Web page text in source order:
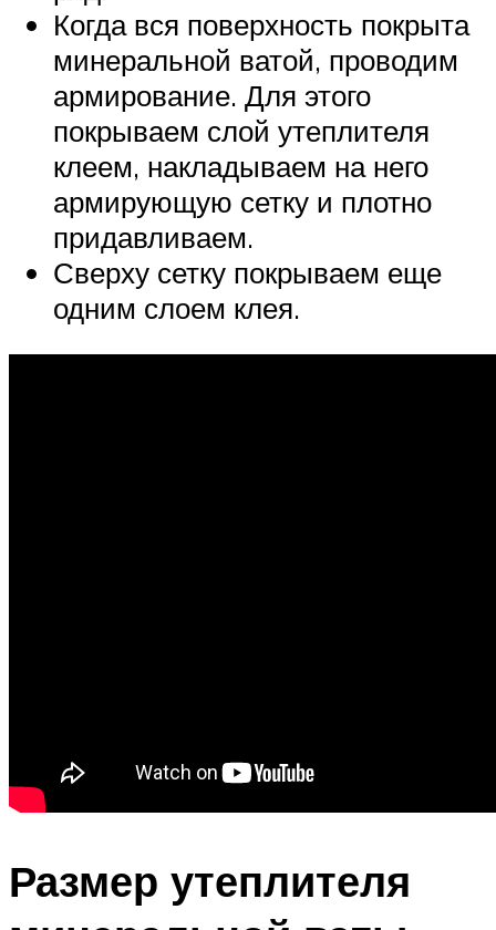
Когда вся поверхность покрыта
минеральной ватой, проводим
армирование. Для этого
покрываем слой утеплителя
клеем, накладываем на него
армирующую сетку и плотно
придавливаем.
Сверху сетку покрываем еще
одним слоем клея.
Размер утеплителя